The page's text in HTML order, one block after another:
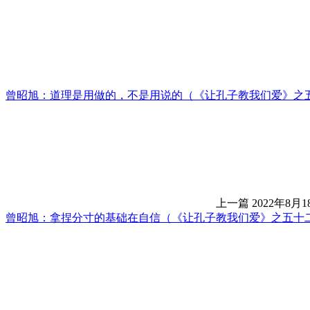
曾昭旭：道理是用做的，不是用说的（《让孔子教我们爱》之
上一篇 2022年8月
曾昭旭：拿捏分寸的基础在自信（《让孔子教我们爱》之五十